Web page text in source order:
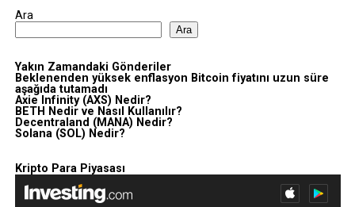
Ara
Ara
Yakın Zamandaki Gönderiler
Beklenenden yüksek enflasyon Bitcoin fiyatını uzun süre
aşağıda tutamadı
Axie Infinity (AXS) Nedir?
BETH Nedir ve Nasıl Kullanılır?
Decentraland (MANA) Nedir?
Solana (SOL) Nedir?
Kripto Para Piyasası